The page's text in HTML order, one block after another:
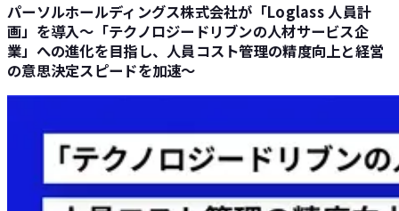
パーソルホールディングス株式会社が「Loglass 人員計
画」を導入～「テクノロジードリブンの人材サービス企
業」への進化を目指し、人員コスト管理の精度向上と経営
の意思決定スピードを加速～